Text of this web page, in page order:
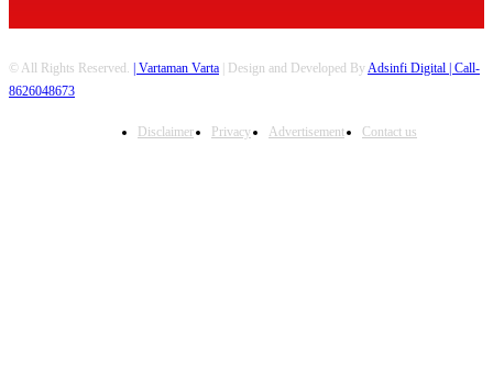
© All Rights Reserved. | Vartaman Varta | Design and Developed ByAdsinfi Digital | Call-
8626048673
Disclaimer Privacy Advertisement Contact us